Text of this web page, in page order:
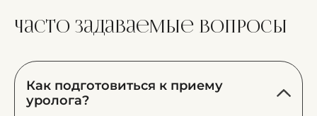
Часто задаваемые вопросы
Как подготовиться к приему
уролога?